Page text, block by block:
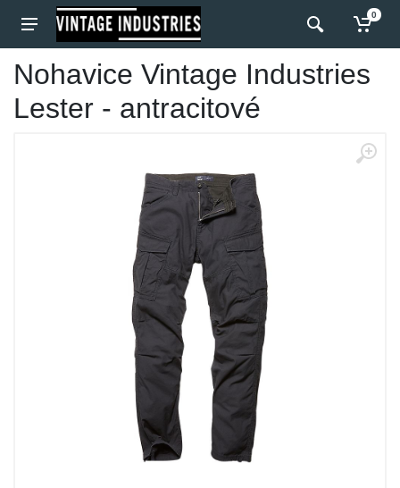
0
Nohavice Vintage Industries
Lester - antracitové